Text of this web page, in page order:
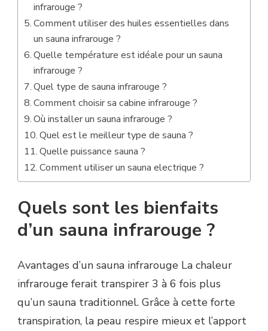
infrarouge ?
Comment utiliser des huiles essentielles dans
un sauna infrarouge ?
Quelle température est idéale pour un sauna
infrarouge ?
Quel type de sauna infrarouge ?
Comment choisir sa cabine infrarouge ?
Où installer un sauna infrarouge ?
Quel est le meilleur type de sauna ?
Quelle puissance sauna ?
Comment utiliser un sauna electrique ?
Quels sont les bienfaits
d’un sauna infrarouge ?
Avantages d’un sauna infrarouge La chaleur
infrarouge ferait transpirer 3 à 6 fois plus
qu’un sauna traditionnel. Grâce à cette forte
transpiration, la peau respire mieux et l’apport